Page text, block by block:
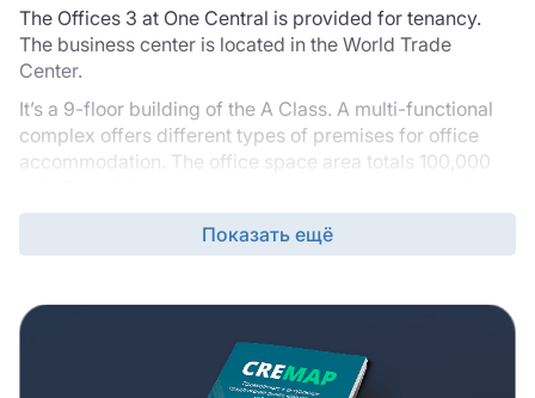
The Offices 3 at One Central is provided for tenancy.
The business center is located in the World Trade
Center.
It’s a 9-floor building of the A Class. A multi-functional
complex offers different types of premises for office
accommodation. The office space area totals 100,000
hybrid layout are available. The needed facilities,
including conditioning, elevators, a surveillance system,
The district is rich in amenities. Various recreational and
catering objects, including shops, cafes, sports zones,
etc., are scattered around the business center. Transport
routes pass through the district, ensuring easy reach.
Показать ещё